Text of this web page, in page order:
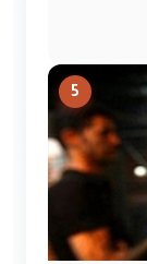
5